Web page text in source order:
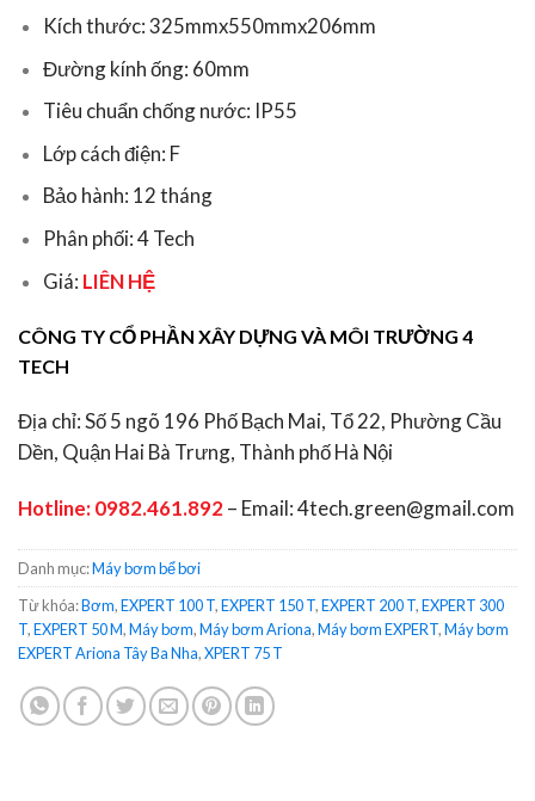
Kích thước: 325mmx550mmx206mm
Đường kính ống: 60mm
Tiêu chuẩn chống nước: IP55
Lớp cách điện: F
Bảo hành: 12 tháng
Phân phối: 4 Tech
Giá: LIÊN HỆ
CÔNG TY CỔ PHẦN XÂY DỰNG VÀ MÔI TRƯỜNG 4
TECH
Địa chỉ: Số 5 ngõ 196 Phố Bạch Mai, Tổ 22, Phường Cầu
Dền, Quận Hai Bà Trưng, Thành phố Hà Nội
Hotline:0982.461.892– Email: 4tech.green@gmail.com
Danh mục:Máy bơm bể bơi
Từ khóa:Bơm,EXPERT 100 T,EXPERT 150 T,EXPERT 200 T,EXPERT 300
T,EXPERT 50 M,Máy bơm,Máy bơm Ariona,Máy bơm EXPERT,Máy bơm
EXPERT Ariona Tây Ba Nha,XPERT 75 T